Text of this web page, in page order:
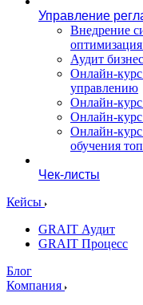
Управление
Внедрение
Аудит
Онлайн-
управлению
Онлайн-курс
Онлайн-курс
Онлайн-
обучения
Чек-листы
Кейсы
GRAIT Аудит
GRAIT Процесс
Блог
Компания